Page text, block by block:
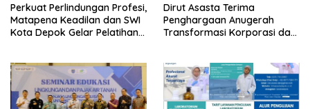
Perkuat Perlindungan Profesi,
Matapena Keadilan dan SWI
Kota Depok Gelar Pelatihan
Dirut Asasta Terima
Penghargaan Anugerah
Transformasi Korporasi dan